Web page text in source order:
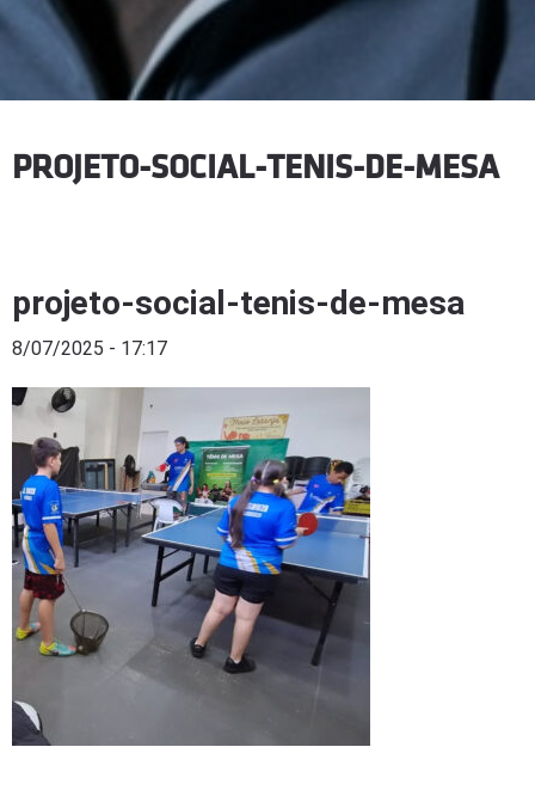
PROJETO-SOCIAL-TENIS-DE-MESA
projeto-social-tenis-de-mesa
8/07/2025 - 17:17